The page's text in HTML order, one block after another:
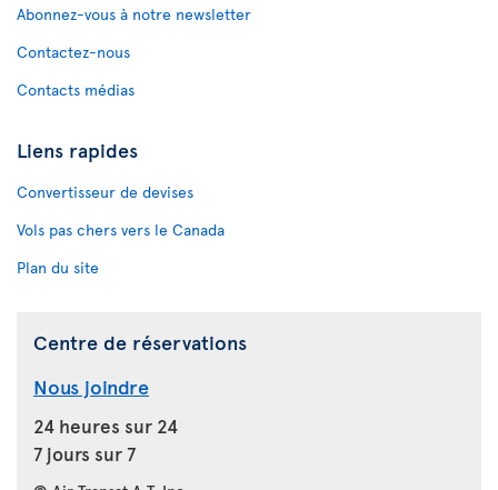
Abonnez-vous à notre newsletter
Contactez-nous
Contacts médias
Liens rapides
Convertisseur de devises
Vols pas chers vers le Canada
Plan du site
Centre de réservations
Nous joindre
24 heures sur 24
7 jours sur 7